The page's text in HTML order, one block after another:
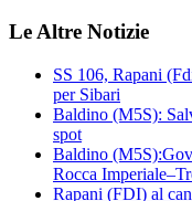
Le Altre Notizie
SS 106, Rapani
per Sibari
Baldino (M5S):
spot
Baldino
Rocca
Rapani (FDI) al